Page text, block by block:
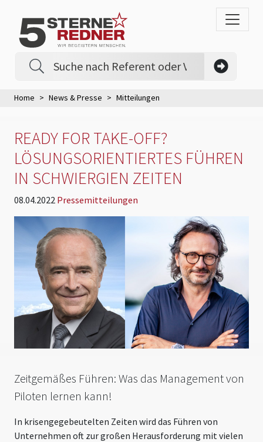
Home News & Presse Mitteilungen
READY FOR TAKE-OFF?
LÖSUNGSORIENTIERTES FÜHREN
IN SCHWIERGIEN ZEITEN
08.04.2022 Pressemitteilungen
Zeitgemäßes Führen: Was das Management von
Piloten lernen kann!
In krisengegebeutelten Zeiten wird das Führen von
Unternehmen oft zur großen Herausforderung mit vielen